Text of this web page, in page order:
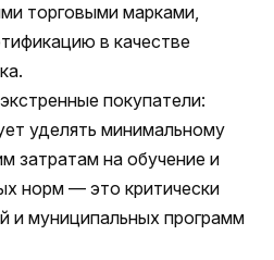
торговыми марками,
в качестве
покупатели:
уделять минимальному
затратам на обучение и
норм — это критически
и муниципальных программ